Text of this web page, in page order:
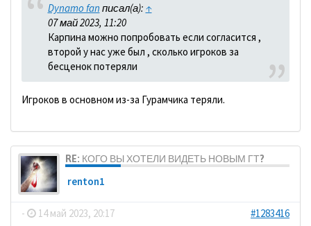
Dynamo fan писал(а): ↑
07 май 2023, 11:20
Карпина можно попробовать если согласится ,
второй у нас уже был , сколько игроков за
бесценок потеряли
Игроков в основном из-за Гурамчика теряли.
RE: КОГО ВЫ ХОТЕЛИ ВИДЕТЬ НОВЫМ ГТ?
renton1
- 14 май 2023, 20:17
#1283416